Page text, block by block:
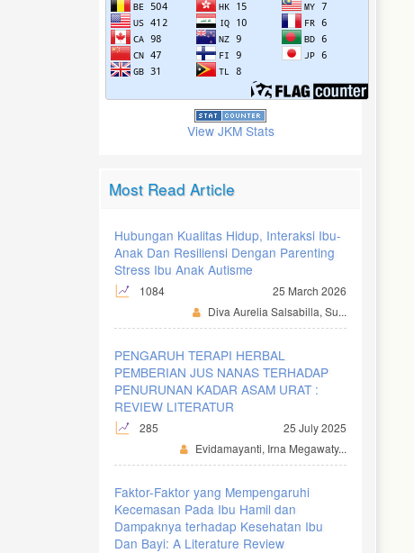
View JKM Stats
Most Read Article
Hubungan Kualitas Hidup, Interaksi Ibu-
Anak Dan Resiliensi Dengan Parenting
Stress Ibu Anak Autisme
1084
25 March 2026
Diva Aurelia Salsabilla, Su...
PENGARUH TERAPI HERBAL
PEMBERIAN JUS NANAS TERHADAP
PENURUNAN KADAR ASAM URAT :
REVIEW LITERATUR
285
25 July 2025
Evidamayanti, Irna Megawaty...
Faktor-Faktor yang Mempengaruhi
Kecemasan Pada Ibu Hamil dan
Dampaknya terhadap Kesehatan Ibu
Dan Bayi: A Literature Review